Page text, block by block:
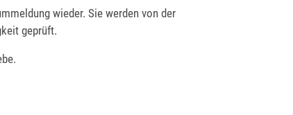
wieder. Sie werden von der
geprüft.